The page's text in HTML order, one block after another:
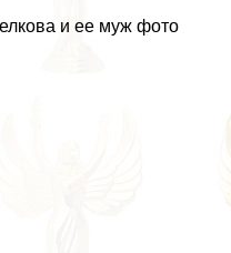
и ее муж фото